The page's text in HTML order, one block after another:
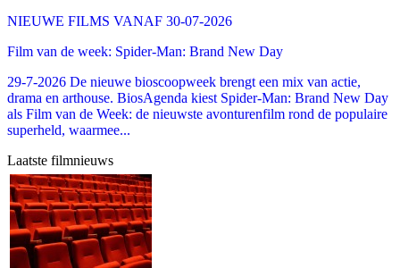
NIEUWE FILMS VANAF 30-07-2026
Film van de week: Spider-Man: Brand New Day
29-7-2026 De nieuwe bioscoopweek brengt een mix van actie,
drama en arthouse. BiosAgenda kiest Spider-Man: Brand New Day
als Film van de Week: de nieuwste avonturenfilm rond de populaire
superheld, waarmee...
Laatste filmnieuws